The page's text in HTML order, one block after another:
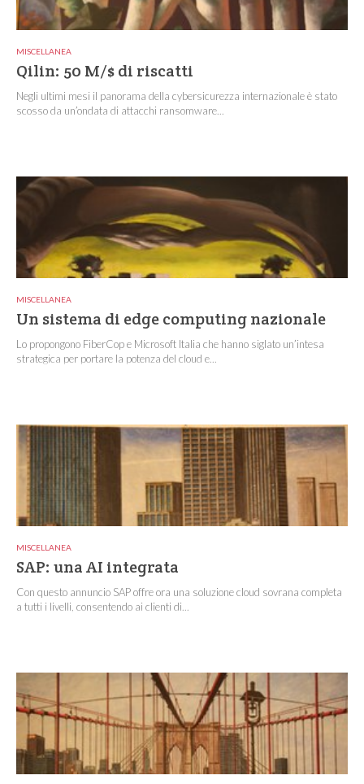
MISCELLANEA
Qilin: 50 M/$ di riscatti
Negli ultimi mesi il panorama della cybersicurezza internazionale è stato
scosso da un’ondata di attacchi ransomware...
MISCELLANEA
Un sistema di edge computing nazionale
Lo propongono FiberCop e Microsoft Italia che hanno siglato un’intesa
strategica per portare la potenza del cloud e...
MISCELLANEA
SAP: una AI integrata
Con questo annuncio SAP offre ora una soluzione cloud sovrana completa
a tutti i livelli, consentendo ai clienti di...